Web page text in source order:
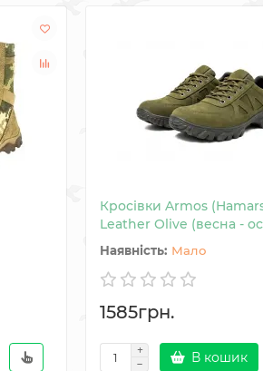
Кросівки Armos
Leather Olive (весна -
Мало
1585грн.
В кошик